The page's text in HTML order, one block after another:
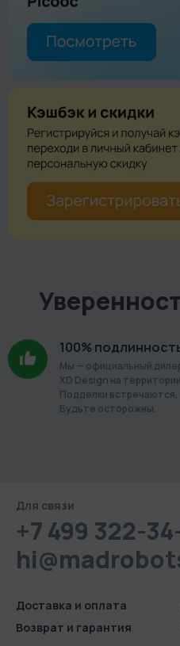
Не держите Кукурузоварку
слишком долго и не
Доставайте из СВЧ-печи
Ешьте початки,
обжечься
100%
Мы — официальный
XD Design на
Подделки встречаются,
Будьте осторожны.
Для связи
+7 499 322-
Доставка и оплата
Возврат и гарантия